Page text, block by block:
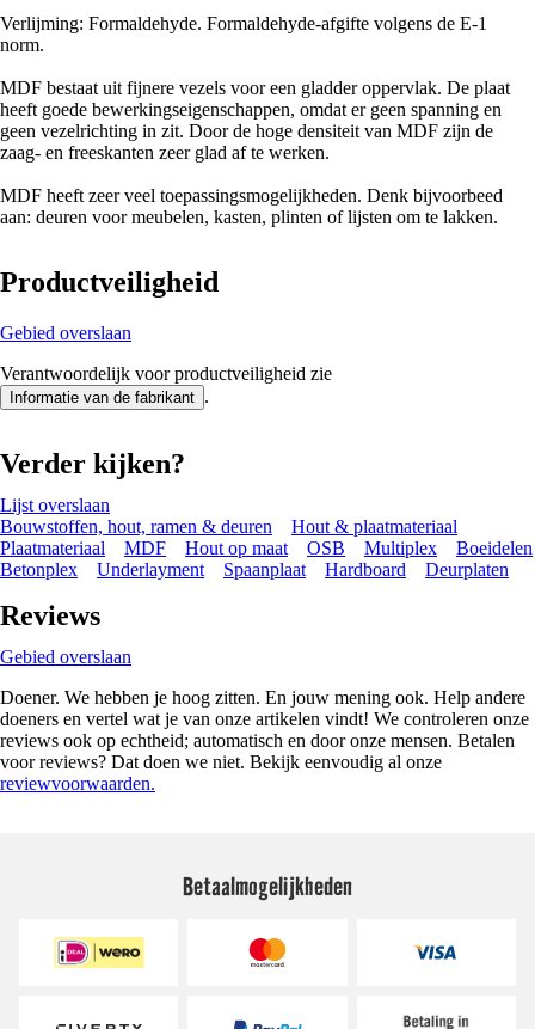
Verlijming: Formaldehyde. Formaldehyde-afgifte volgens de E-1
norm.
MDF bestaat uit fijnere vezels voor een gladder oppervlak. De plaat
heeft goede bewerkingseigenschappen, omdat er geen spanning en
geen vezelrichting in zit. Door de hoge densiteit van MDF zijn de
zaag- en freeskanten zeer glad af te werken.
MDF heeft zeer veel toepassingsmogelijkheden. Denk bijvoorbeed
aan: deuren voor meubelen, kasten, plinten of lijsten om te lakken.
Productveiligheid
Gebied overslaan
Verantwoordelijk voor productveiligheid zie
Informatie van de fabrikant .
Verder kijken?
Lijst overslaan
Bouwstoffen, hout, ramen & deuren
Hout & plaatmateriaal
Plaatmateriaal
MDF Hout op maat OSB Multiplex
Boeidelen
Betonplex
Underlayment Spaanplaat Hardboard Deurplaten
Reviews
Gebied overslaan
Doener. We hebben je hoog zitten. En jouw mening ook. Help andere
doeners en vertel wat je van onze artikelen vindt! We controleren onze
reviews ook op echtheid; automatisch en door onze mensen. Betalen
voor reviews? Dat doen we niet. Bekijk eenvoudig al onze
reviewvoorwaarden.
Betaalmogelijkheden